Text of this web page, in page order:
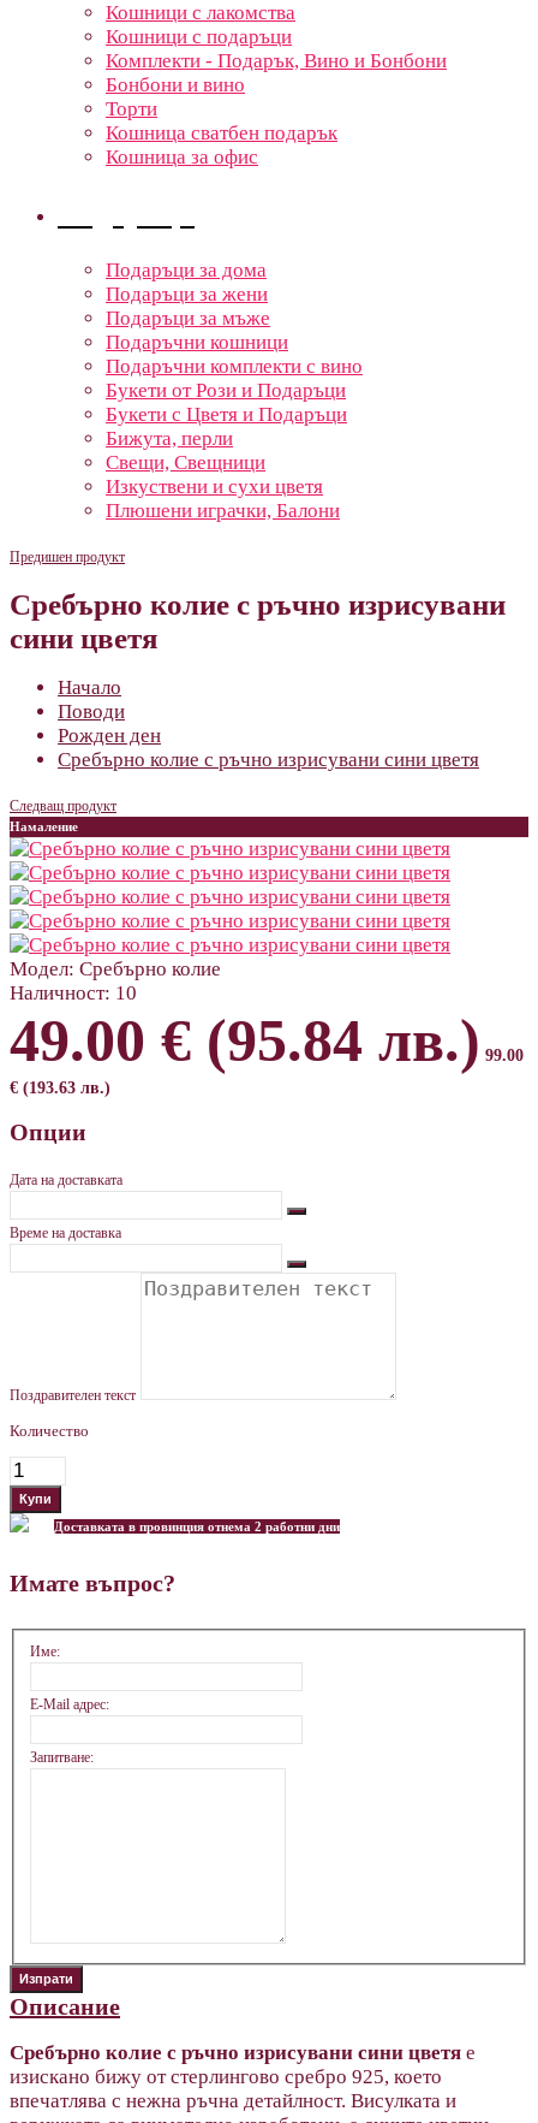
Кошници с лакомства
Кошници с подаръци
Комплекти - Подарък, Вино и Бонбони
Бонбони и вино
Торти
Кошница сватбен подарък
Кошница за офис
Подаръци за дома
Подаръци за жени
Подаръци за мъже
Подаръчни кошници
Подаръчни комплекти с вино
Букети от Рози и Подаръци
Букети с Цветя и Подаръци
Бижута, перли
Свещи, Свещници
Изкуствени и сухи цветя
Плюшени играчки, Балони
Предишен продукт
Сребърно колие с ръчно изрисувани
сини цветя
Начало
Поводи
Рожден ден
Сребърно колие с ръчно изрисувани сини цветя
Следващ продукт
Намаление
Модел: Сребърно колие
Наличност: 10
49.00 € (95.84 лв.) 99.00
€ (193.63 лв.)
Опции
Дата на доставката
Време на доставка
Поздравителен текст
Количество
Доставката в провинция отнема 2 работни дни
Имате въпрос?
Име:
E-Mail адрес:
Запитване:
Описание
Сребърно колие с ръчно изрисувани сини цветя е
изискано бижу от стерлингово сребро 925, което
впечатлява с нежна ръчна детайлност. Висулката и